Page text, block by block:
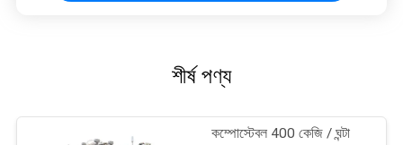
শীর্ষ পণ্য
কম্পোস্টেবল 400 কেজি / ঘন্টা